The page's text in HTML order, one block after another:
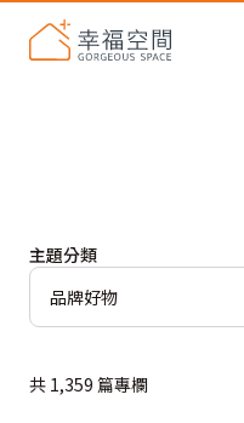
主題分類
品牌好物
共 1,359 篇專欄